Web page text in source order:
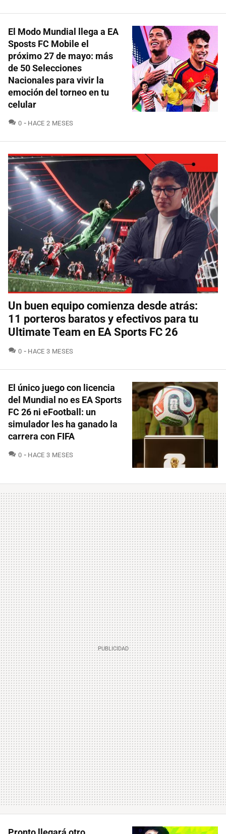
El Modo Mundial llega a EA
Sposts FC Mobile el
próximo 27 de mayo: más
de 50 Selecciones
Nacionales para vivir la
emoción del torneo en tu
celular
0 COMENTARIOS
HACE 2 MESES
Un buen equipo comienza desde atrás:
11 porteros baratos y efectivos para tu
Ultimate Team en EA Sports FC 26
0 COMENTARIOS
HACE 3 MESES
El único juego con licencia
del Mundial no es EA Sports
FC 26 ni eFootball: un
simulador les ha ganado la
carrera con FIFA
0 COMENTARIOS
HACE 3 MESES